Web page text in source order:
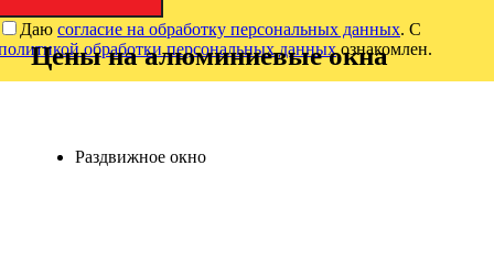
Даю согласие на обработку персональных данных. С
обработки персональных данныхознакомлен.
Цены на алюминиевые окна
Раздвижное окно